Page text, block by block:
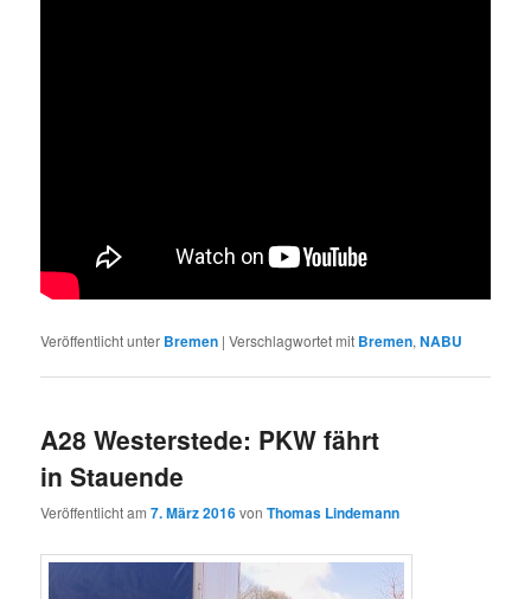
Veröffentlicht unter Bremen |Verschlagwortet mit Bremen,NABU
A28 Westerstede: PKW fährt
in Stauende
Veröffentlicht am7. März 2016vonThomas Lindemann